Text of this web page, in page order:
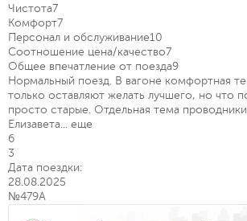
Чистота7
Комфорт7
Персонал и обслуживание10
Соотношение цена/качество7
Общее впечатление от поезда9
Нормальный поезд. В вагоне комфортная
только оставляют желать лучшего, но что
просто старые. Отдельная тема
Елизавета... еще
6
3
Дата поездки:
28.08.2025
№479А